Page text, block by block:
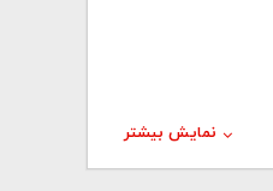
نمایش بیشتر